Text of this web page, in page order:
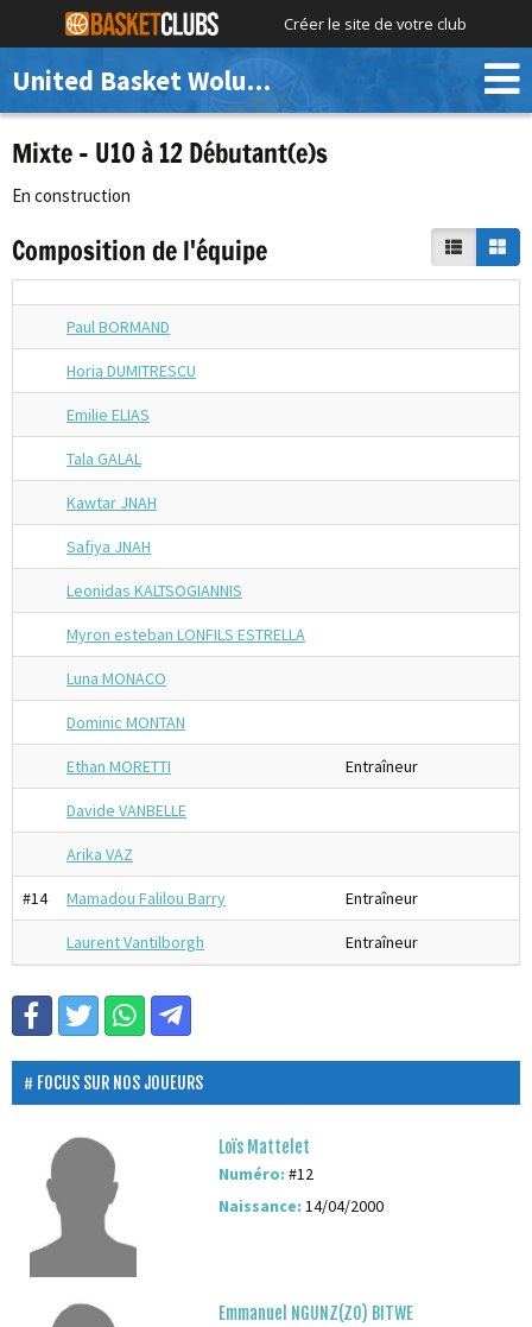
Créer le site de votre club
United Basket Woluwe
Mixte – U10 à 12 Débutant(e)s
En construction
Composition de l'équipe
Paul BORMAND
Horia DUMITRESCU
Emilie ELIAS
Tala GALAL
Kawtar JNAH
Safiya JNAH
Leonidas KALTSOGIANNIS
Myron esteban LONFILS ESTRELLA
Luna MONACO
Dominic MONTAN
Ethan MORETTI Entraîneur
Davide VANBELLE
Arika VAZ
#14 Mamadou Falilou Barry Entraîneur
Laurent Vantilborgh Entraîneur
FOCUS SUR NOS JOUEURS
Loïs Mattelet
Numéro: #12
Naissance: 14/04/2000
Emmanuel NGUNZ(ZO) BITWE